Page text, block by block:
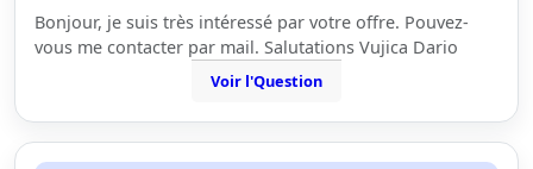
Bonjour, je suis très intéressé par votre offre. Pouvez-
vous me contacter par mail. Salutations Vujica Dario
Voir l'Question